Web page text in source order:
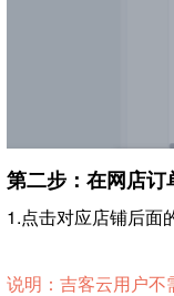
第二步：在网店
1.点击对应店铺后面
说明：吉客云用户不